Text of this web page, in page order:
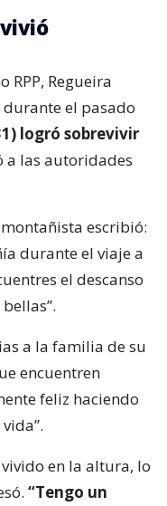
RPP, Regueira
el pasado
logró sobrevivir
a las autoridades
escribió:
durante el viaje a
el descanso
a la familia de su
encuentren
feliz haciendo
en la altura, lo
“Tengo un